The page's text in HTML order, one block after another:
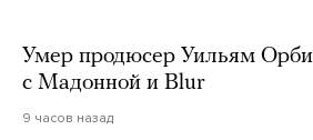
Умер продюсер Уильям
с Мадонной и Blur
9 часов назад